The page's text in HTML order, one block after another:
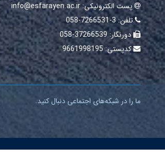
پست الکترونیکی:info@esfarayen.ac.ir
تلفن:3-7266531-058
دورنگار:37266539-058
کدپستی:9661998195
ما را در شبکه‌های اجتماعی دنبال کنید.